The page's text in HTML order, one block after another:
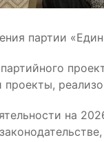
партии
на